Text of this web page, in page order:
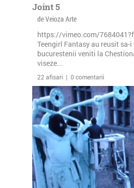
Joint 5
de Veioza Arte
https://vimeo.com/
Teengirl Fantasy au reusit sa-i
bucurestenii veniti la
viseze...
22 afisari | 0 comentarii